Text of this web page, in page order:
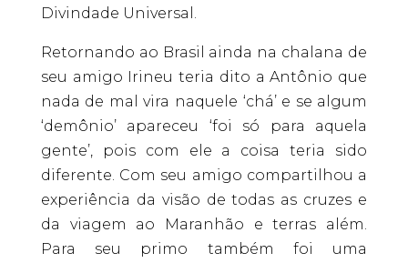
Divindade Universal.
Retornando ao Brasil ainda na chalana de
seu amigo Irineu teria dito a Antônio que
nada de mal vira naquele ‘chá’ e se algum
‘demônio’ apareceu ‘foi só para aquela
gente’, pois com ele a coisa teria sido
diferente. Com seu amigo compartilhou a
experiência da visão de todas as cruzes e
da viagem ao Maranhão e terras além.
Para seu primo também foi uma